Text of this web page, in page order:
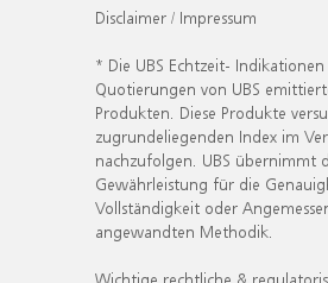
Disclaimer / Impressum
* Die UBS Echtzeit-
Quotierungen von UBS
Produkten. Diese Produkte
zugrundeliegenden Index im
nachzufolgen. UBS übernimmt
Gewährleistung für die
Vollständigkeit oder
angewandten Methodik.